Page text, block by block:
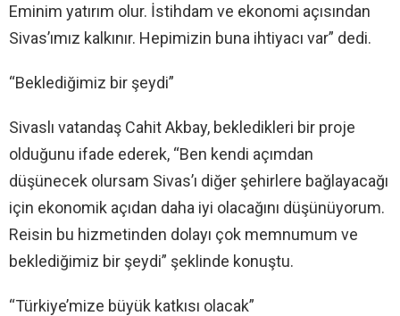
Eminim yatırım olur. İstihdam ve ekonomi açısından
Sivas’ımız kalkınır. Hepimizin buna ihtiyacı var” dedi.
“Beklediğimiz bir şeydi”
Sivaslı vatandaş Cahit Akbay, bekledikleri bir proje
olduğunu ifade ederek, “Ben kendi açımdan
düşünecek olursam Sivas’ı diğer şehirlere bağlayacağı
için ekonomik açıdan daha iyi olacağını düşünüyorum.
Reisin bu hizmetinden dolayı çok memnumum ve
beklediğimiz bir şeydi” şeklinde konuştu.
“Türkiye’mize büyük katkısı olacak”